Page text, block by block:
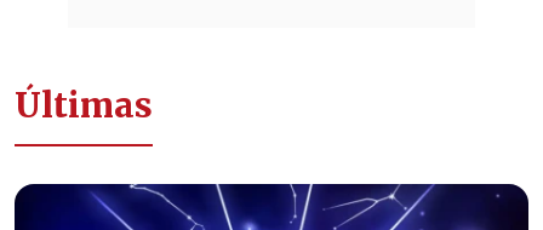
Últimas